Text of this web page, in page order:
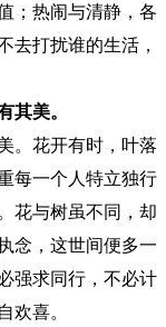
；热闹与清静，各
去打扰谁的生活，
其美。
。花开有时，叶落
每一个人特立独行
花与树虽不同，却
念，这世间便多一
强求同行，不必计
欢喜。